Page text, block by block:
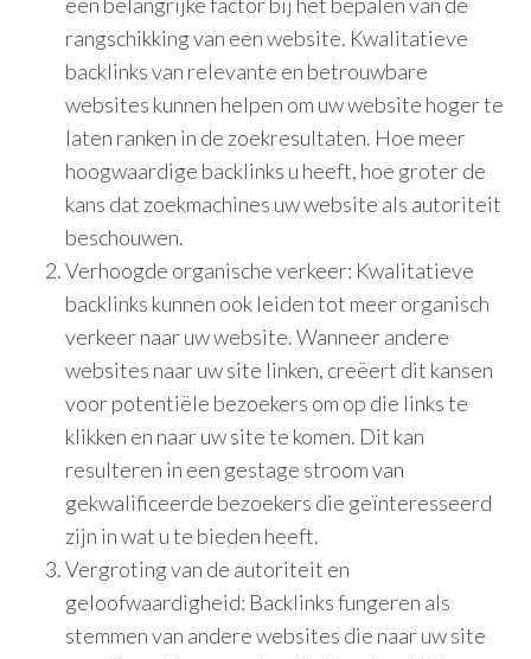
rangschikking van een website. Kwalitatieve
backlinks van relevante en betrouwbare
websites kunnen helpen om uw website hoger te
laten ranken in de zoekresultaten. Hoe meer
hoogwaardige backlinks u heeft, hoe groter de
kans dat zoekmachines uw website als autoriteit
beschouwen.
Verhoogde organische verkeer: Kwalitatieve
backlinks kunnen ook leiden tot meer organisch
verkeer naar uw website. Wanneer andere
websites naar uw site linken, creëert dit kansen
voor potentiële bezoekers om op die links te
klikken en naar uw site te komen. Dit kan
resulteren in een gestage stroom van
gekwalificeerde bezoekers die geïnteresseerd
zijn in wat u te bieden heeft.
Vergroting van de autoriteit en
geloofwaardigheid: Backlinks fungeren als
stemmen van andere websites die naar uw site